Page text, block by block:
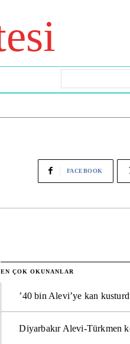
FACEBOOK
EN ÇOK OKUNANLAR
’40 bin Alevi’ye kan
Diyarbakır Alevi-Türkmen